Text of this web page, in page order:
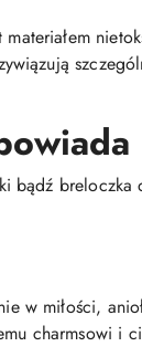
bądź breloczka
w miłości,
charmsowi i